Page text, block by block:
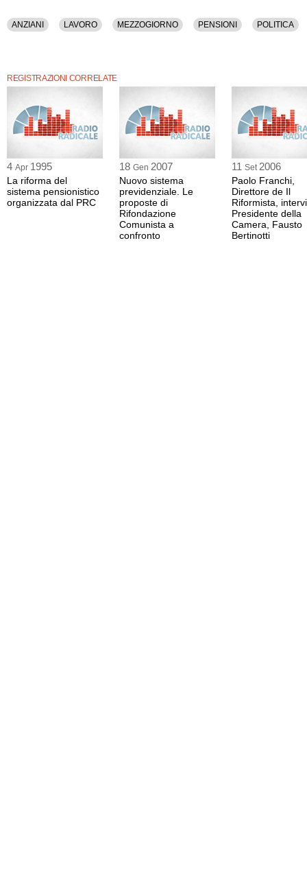
ANZIANI LAVORO MEZZOGIORNO PENSIONI POLITICA
REGISTRAZIONI CORRELATE
4 Apr 1995
La riforma del
sistema pensionistico
organizzata dal PRC
18 Gen 2007
Nuovo sistema
previdenziale. Le
proposte di
Rifondazione
Comunista a
confronto
11 Set 2006
Paolo Franchi,
Direttore de Il
Riformista,
Presidente della
Camera, Fausto
Bertinotti